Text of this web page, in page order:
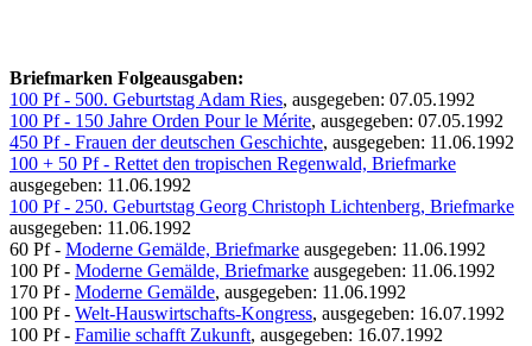
Briefmarken Folgeausgaben:
100 Pf - 500. Geburtstag Adam Ries, ausgegeben: 07.05.1992
100 Pf - 150 Jahre Orden Pour le Mérite, ausgegeben: 07.05.1992
450 Pf - Frauen der deutschen Geschichte, ausgegeben: 11.06.1992
100 + 50 Pf - Rettet den tropischen Regenwald, Briefmarke
ausgegeben: 11.06.1992
100 Pf - 250. Geburtstag Georg Christoph Lichtenberg, Briefmarke
ausgegeben: 11.06.1992
60 Pf - Moderne Gemälde, Briefmarke ausgegeben: 11.06.1992
100 Pf - Moderne Gemälde, Briefmarke ausgegeben: 11.06.1992
170 Pf - Moderne Gemälde, ausgegeben: 11.06.1992
100 Pf - Welt-Hauswirtschafts-Kongress, ausgegeben: 16.07.1992
100 Pf - Familie schafft Zukunft, ausgegeben: 16.07.1992